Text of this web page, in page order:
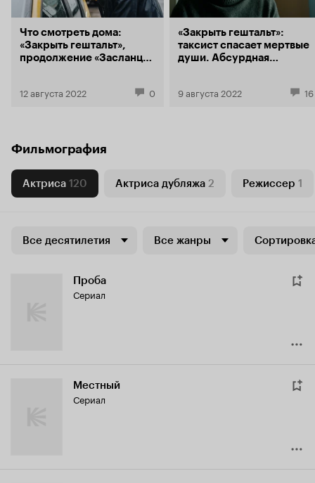
Что смотреть дома:
«Закрыть гештальт»,
продолжение «Засланца
12 августа 2022 0
«Закрыть гештальт»:
таксист спасает мертвые
души. Абсурдная
9 августа 2022 16
Фильмография
Актриса 120 Актриса дубляжа 2 Режиссер 1
Все десятилетия Все жанры
Проба
Сериал
Местный
Сериал